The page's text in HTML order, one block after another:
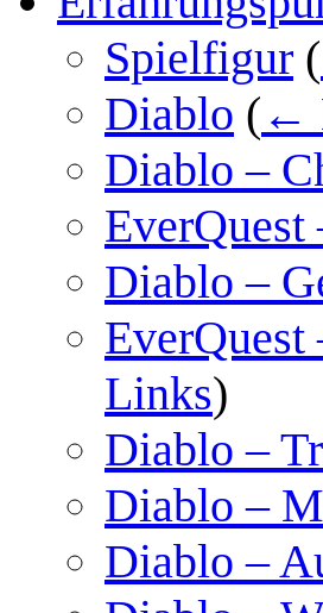
Spielfigur (
Diablo ( ←
Diablo –
EverQuest
Diablo –
Links)
Diablo –
Diablo –
Diablo –